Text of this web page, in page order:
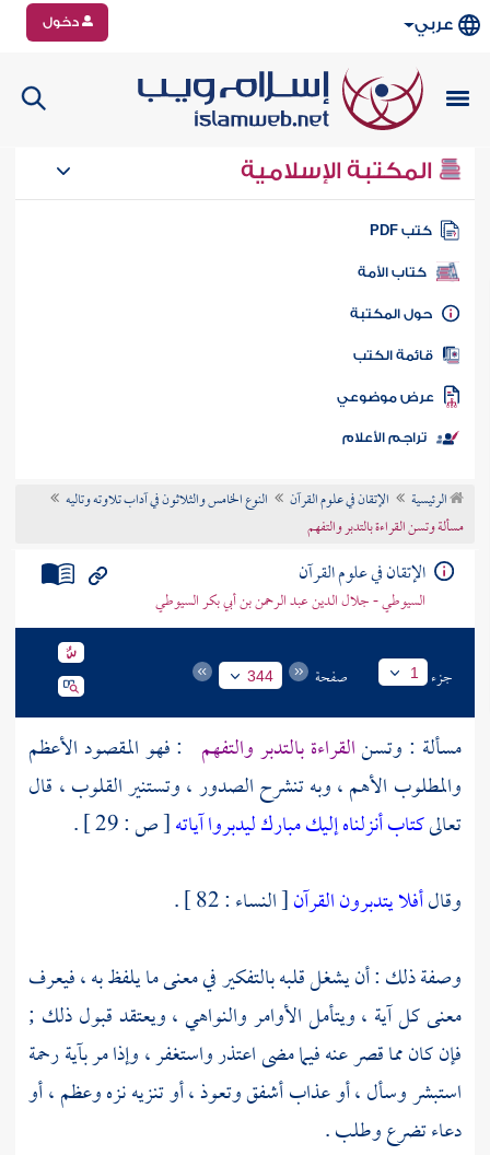
عربي دخول
المكتبة الإسلامية
كتب PDF
كتاب الأمة
المكتبة
الكتب
موضوعي
تراجم الأعلام
الرئيسية الإتقان في علوم القرآن
النوع الخامس والثلاثون في آداب تلاوته وتاليه
مسألة وتسن القراءة بالتدبر والتفهم
الإتقان في علوم القرآن
السيوطي - جلال الدين عبد الرحمن بن أبي بكر السيوطي
جزء 1 صفحة 344
مسألة : وتسنالقراءة بالتدبر والتفهم : فهو المقصود الأعظم
والمطلوب الأهم ، وبه تنشرح الصدور ، وتستنير القلوب ، قال
تعالىكتاب أنزلناه إليك مبارك ليدبروا آياته[ ص : 29 ] .
وقالأفلا يتدبرون القرآن[ النساء : 82 ] .
وصفة ذلك : أن يشغل قلبه بالتفكير في معنى ما يلفظ به ، فيعرف
معنى كل آية ، ويتأمل الأوامر والنواهي ، ويعتقد قبول ذلك ;
فإن كان مما قصر عنه فيما مضى اعتذر واستغفر ، وإذا مر بآية رحمة
استبشر وسأل ، أو عذاب أشفق وتعوذ ، أو تنزيه نزه وعظم ، أو
دعاء تضرع وطلب .